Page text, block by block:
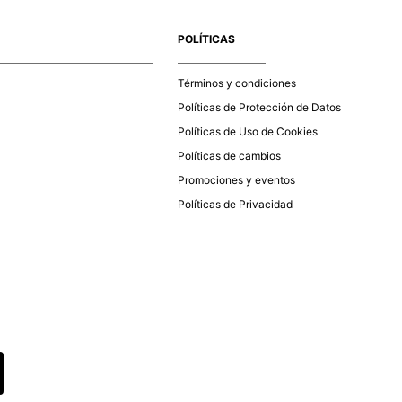
puedes ingresar al menú de “Mi cuenta - Mis Pedidos” en
POLÍTICAS
Términos y condiciones
Políticas de Protección de Datos
Políticas de Uso de Cookies
Políticas de cambios
Promociones y eventos
Políticas de Privacidad